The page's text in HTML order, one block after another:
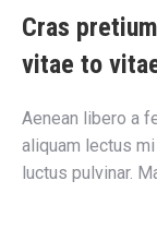
Cras
vitae to
Aenean libero a
aliquam lectus
luctus pulvinar.